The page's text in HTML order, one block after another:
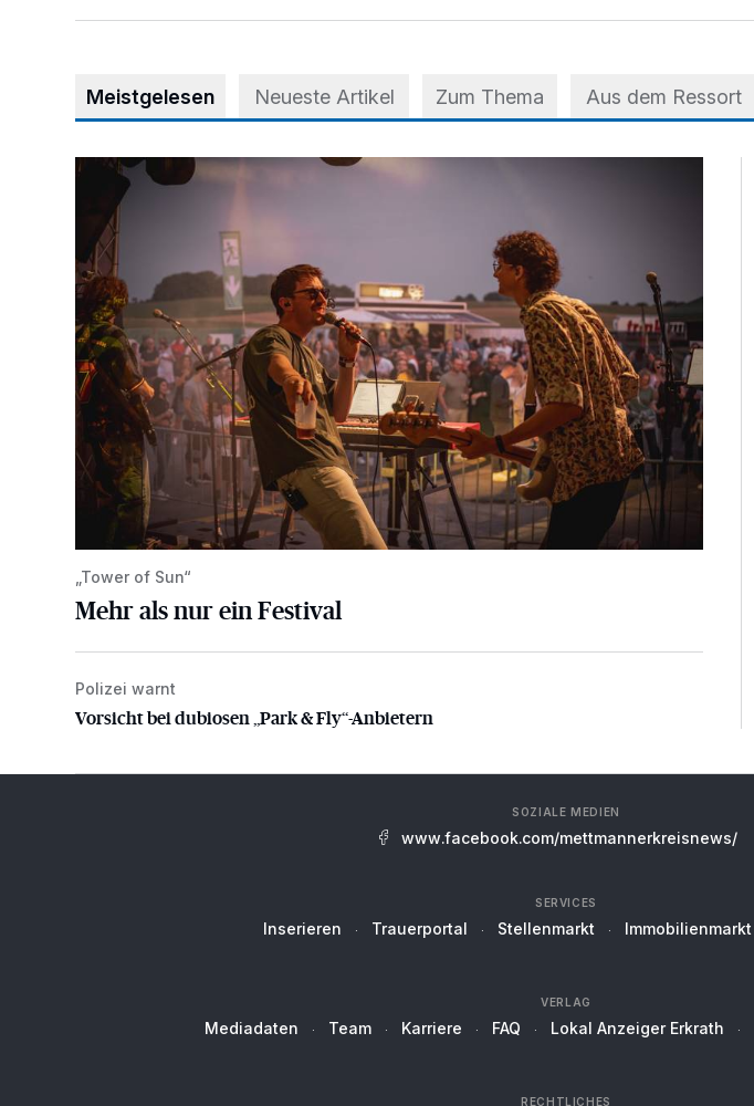
Meistgelesen Neueste Artikel Zum Thema Aus dem Ressort
Mehr als nur ein Festival
„Tower of Sun“
Mehr als nur ein Festival
Vorsicht bei dubiosen „Park & Fly“-Anbietern
Polizei warnt
Vorsicht bei dubiosen „Park & Fly“-Anbietern
SOZIALE MEDIEN
www.facebook.com/mettmannerkreisnews/
SERVICES
Inserieren Trauerportal Stellenmarkt Immobilienmarkt
VERLAG
Mediadaten Team Karriere FAQ Lokal Anzeiger Erkrath
RECHTLICHES